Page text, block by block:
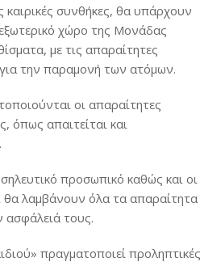
καιρικές συνθήκες, θα υπάρχουν
χώρο της Μονάδας
με τις απαραίτητες
την παραμονή των ατόμων.
οι απαραίτητες
όπως απαιτείται και
προσωπικό καθώς και οι
θα λαμβάνουν όλα τα απαραίτητα
ασφάλειά τους.
πραγματοποιεί προληπτικές